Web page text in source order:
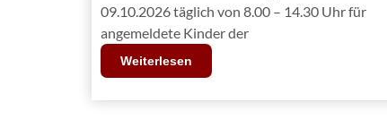
09.10.2026 täglich von 8.00 – 14.30 Uhr für
angemeldete Kinder der
Weiterlesen